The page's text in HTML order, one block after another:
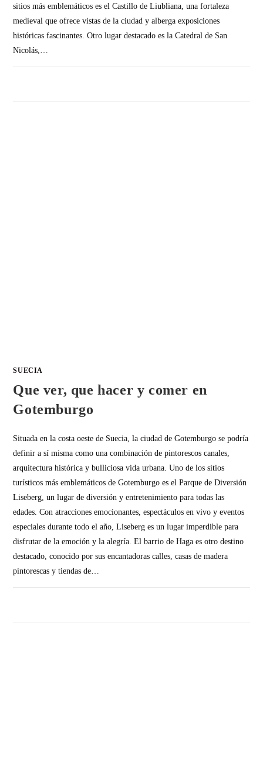
sitios más emblemáticos es el Castillo de Liubliana, una fortaleza
medieval que ofrece vistas de la ciudad y alberga exposiciones
históricas fascinantes. Otro lugar destacado es la Catedral de San
Nicolás,…
SUECIA
Que ver, que hacer y comer en
Gotemburgo
Situada en la costa oeste de Suecia, la ciudad de Gotemburgo se podría
definir a sí misma como una combinación de pintorescos canales,
arquitectura histórica y bulliciosa vida urbana. Uno de los sitios
turísticos más emblemáticos de Gotemburgo es el Parque de Diversión
Liseberg, un lugar de diversión y entretenimiento para todas las
edades. Con atracciones emocionantes, espectáculos en vivo y eventos
especiales durante todo el año, Liseberg es un lugar imperdible para
disfrutar de la emoción y la alegría. El barrio de Haga es otro destino
destacado, conocido por sus encantadoras calles, casas de madera
pintorescas y tiendas de…